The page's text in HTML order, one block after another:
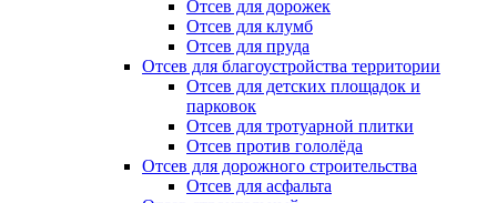
Отсев для дорожек
Отсев для клумб
Отсев для пруда
Отсев для благоустройства территории
Отсев для детских площадок и
парковок
Отсев для тротуарной плитки
Отсев против гололёда
Отсев для дорожного строительства
Отсев для асфальта